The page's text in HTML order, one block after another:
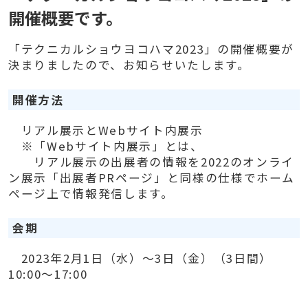
開催概要です。
「テクニカルショウヨコハマ2023」の開催概要が
決まりましたので、お知らせいたします。
開催方法
リアル展示とWebサイト内展示
※「Webサイト内展示」とは、
リアル展示の出展者の情報を2022のオンライ
ン展示「出展者PRページ」と同様の仕様でホーム
ページ上で情報発信します。
会期
2023年2月1日（水）～3日（金）（3日間）
10:00～17:00